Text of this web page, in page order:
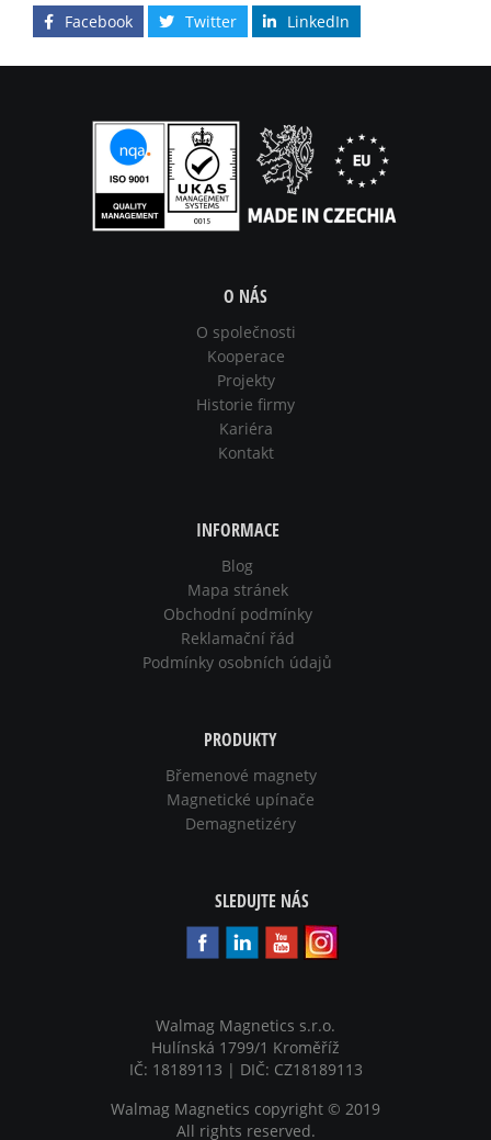
Facebook Twitter LinkedIn
O NÁS
O společnosti
Kooperace
Projekty
Historie firmy
Kariéra
Kontakt
INFORMACE
Blog
Mapa stránek
Obchodní podmínky
Reklamační řád
Podmínky osobních údajů
PRODUKTY
Břemenové magnety
Magnetické upínače
Demagnetizéry
SLEDUJTE NÁS
Walmag Magnetics s.r.o.
Hulínská 1799/1 Kroměříž
IČ: 18189113 | DIČ: CZ18189113
Walmag Magnetics copyright © 2019
All rights reserved.